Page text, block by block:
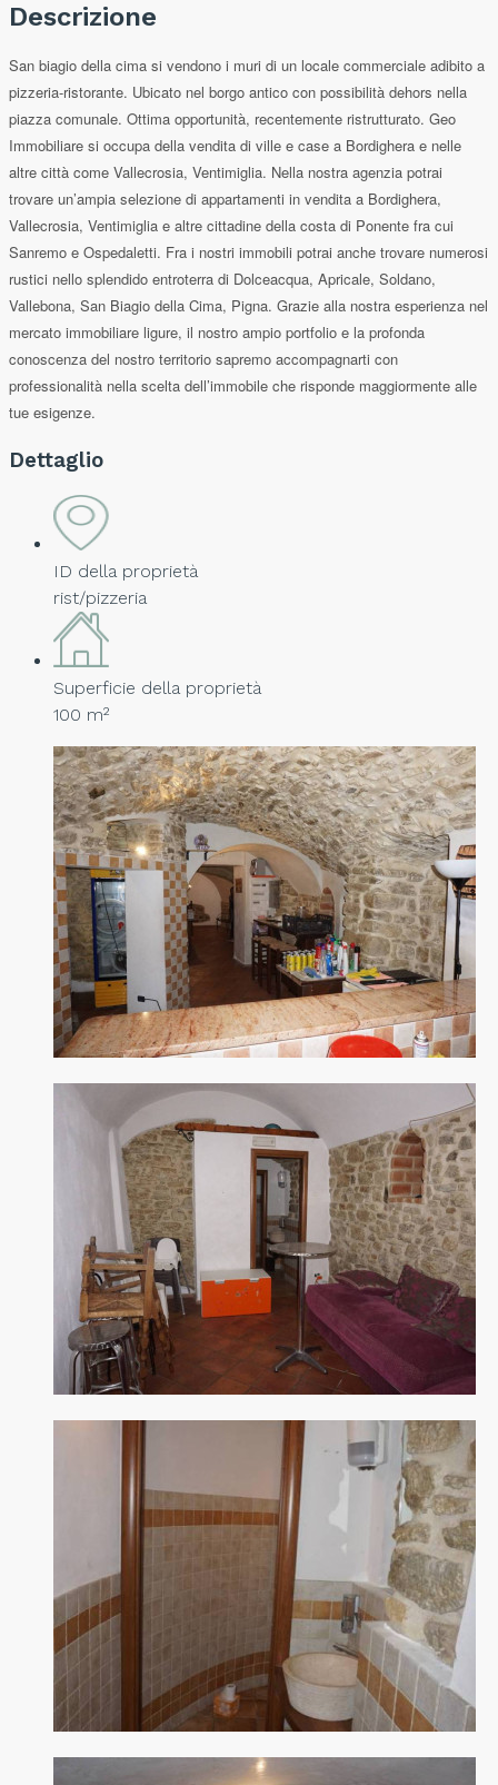
Descrizione
San biagio della cima si vendono i muri di un locale commerciale adibito a
pizzeria-ristorante. Ubicato nel borgo antico con possibilità dehors nella
piazza comunale. Ottima opportunità, recentemente ristrutturato. Geo
Immobiliare si occupa della vendita di ville e case a Bordighera e nelle
altre città come Vallecrosia, Ventimiglia. Nella nostra agenzia potrai
trovare un’ampia selezione di appartamenti in vendita a Bordighera,
Vallecrosia, Ventimiglia e altre cittadine della costa di Ponente fra cui
Sanremo e Ospedaletti. Fra i nostri immobili potrai anche trovare numerosi
rustici nello splendido entroterra di Dolceacqua, Apricale, Soldano,
Vallebona, San Biagio della Cima, Pigna. Grazie alla nostra esperienza nel
mercato immobiliare ligure, il nostro ampio portfolio e la profonda
conoscenza del nostro territorio sapremo accompagnarti con
professionalità nella scelta dell’immobile che risponde maggiormente alle
tue esigenze.
Dettaglio
ID della proprietà
rist/pizzeria
Superficie della proprietà
100 m²